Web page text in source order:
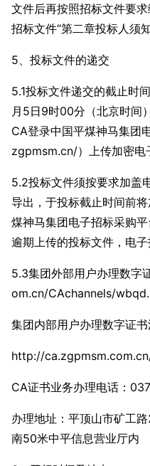
文件后再按照招标文件要
招标文件“第二章投标人须知
5 、投标文件的递交
5.1投标文件递交的截止时
月5日9时00分（北京时间
CA登录中国平煤神马集
zgpmsm.cn/）上传加密电
5.2投标文件须按要求加盖
导出，于投标截止时间前
煤神马集团电子招标采购
逾期上传的投标文件，电子
5.3集团外部用户办理数字
om.cn/CAchannels/
集团内部用户办理数字证书
http://
CA证书业务办理电话：
办理地址：平顶山市矿工
南50米中平信息营业厅内